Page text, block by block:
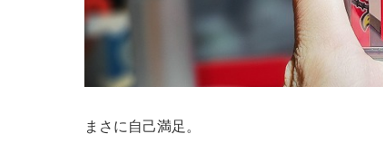
まさに自己満足。